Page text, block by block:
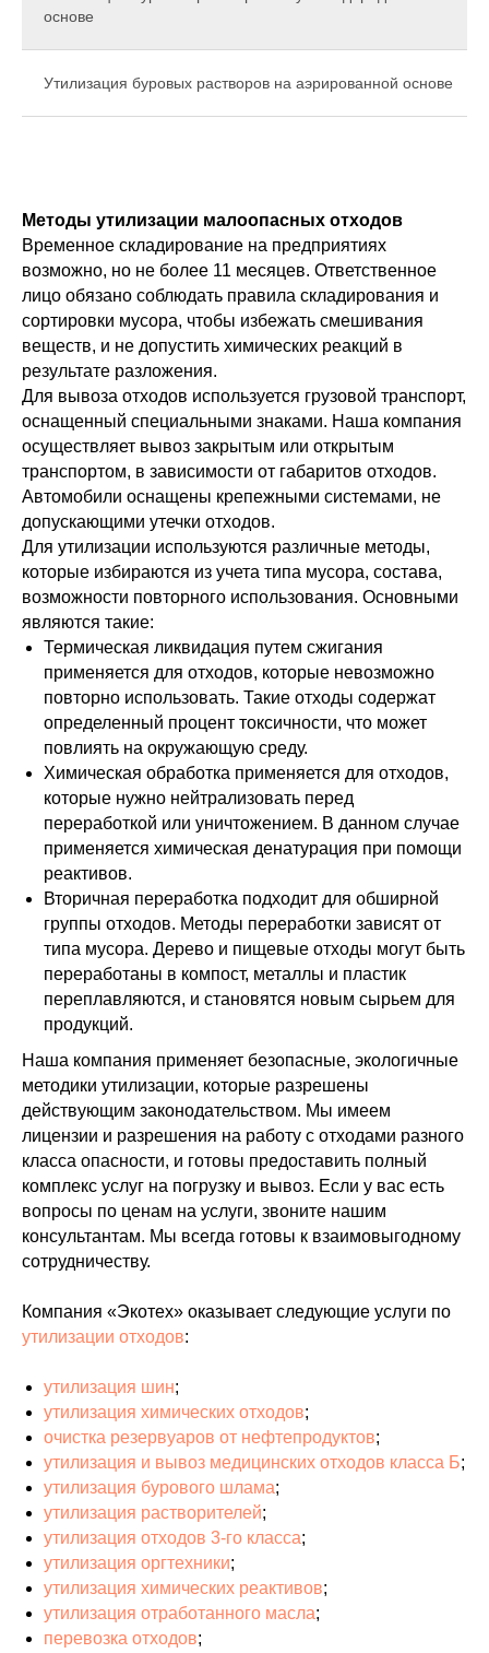
основе
Утилизация буровых растворов на аэрированной основе
Методы утилизации малоопасных отходов
Временное складирование на предприятиях
возможно, но не более 11 месяцев. Ответственное
лицо обязано соблюдать правила складирования и
сортировки мусора, чтобы избежать смешивания
веществ, и не допустить химических реакций в
результате разложения.
Для вывоза отходов используется грузовой транспорт,
оснащенный специальными знаками. Наша компания
осуществляет вывоз закрытым или открытым
транспортом, в зависимости от габаритов отходов.
Автомобили оснащены крепежными системами, не
допускающими утечки отходов.
Для утилизации используются различные методы,
которые избираются из учета типа мусора, состава,
возможности повторного использования. Основными
являются такие:
Термическая ликвидация путем сжигания
применяется для отходов, которые невозможно
повторно использовать. Такие отходы содержат
определенный процент токсичности, что может
повлиять на окружающую среду.
Химическая обработка применяется для отходов,
которые нужно нейтрализовать перед
переработкой или уничтожением. В данном случае
применяется химическая денатурация при помощи
реактивов.
Вторичная переработка подходит для обширной
группы отходов. Методы переработки зависят от
типа мусора. Дерево и пищевые отходы могут быть
переработаны в компост, металлы и пластик
переплавляются, и становятся новым сырьем для
продукций.
Наша компания применяет безопасные, экологичные
методики утилизации, которые разрешены
действующим законодательством. Мы имеем
лицензии и разрешения на работу с отходами разного
класса опасности, и готовы предоставить полный
комплекс услуг на погрузку и вывоз. Если у вас есть
вопросы по ценам на услуги, звоните нашим
консультантам. Мы всегда готовы к взаимовыгодному
сотрудничеству.
Компания «Экотех» оказывает следующие услуги по
утилизации отходов:
утилизация шин;
утилизация химических отходов;
очистка резервуаров от нефтепродуктов;
утилизация и вывоз медицинских отходов класса Б;
утилизация бурового шлама;
утилизация растворителей;
утилизация отходов 3-го класса;
утилизация оргтехники;
утилизация химических реактивов;
утилизация отработанного масла;
перевозка отходов;